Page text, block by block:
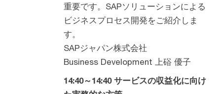
重要です。SAPソリューションによる
ビジネスプロセス開発をご紹介しま
す。
SAPジャパン株式会社
Business Development 上硲 優子
14:40～14:40 サービスの収益化に向け